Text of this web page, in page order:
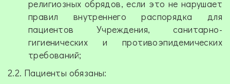
религиозных обрядов, если это не нарушает
правил внутреннего распорядка для
пациентов Учреждения, санитарно-
гигиенических и противоэпидемических
требований;
2.2. Пациенты обязаны: